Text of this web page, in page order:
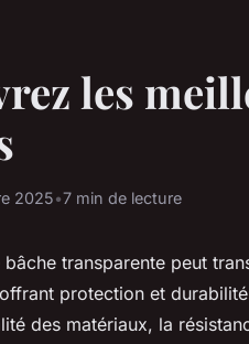
les
2025•7 min de lecture
transparente peut
protection et
des matériaux, la